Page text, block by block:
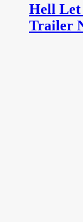
Hell Let
Trailer